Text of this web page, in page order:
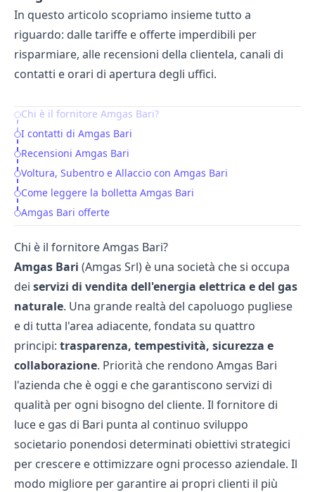
In questo articolo scopriamo insieme tutto a
riguardo: dalle tariffe e offerte imperdibili per
risparmiare, alle recensioni della clientela, canali di
contatti e orari di apertura degli uffici.
Table of Contents
Chi è il fornitore Amgas Bari?
I contatti di Amgas Bari
Recensioni Amgas Bari
Voltura, Subentro e Allaccio con Amgas Bari
Come leggere la bolletta Amgas Bari
Amgas Bari offerte
Chi è il fornitore Amgas Bari?
Amgas Bari (Amgas Srl) è una società che si occupa
dei servizi di vendita dell'energia elettrica e del gas
naturale. Una grande realtà del capoluogo pugliese
e di tutta l'area adiacente, fondata su quattro
principi: trasparenza, tempestività, sicurezza e
collaborazione. Priorità che rendono Amgas Bari
l'azienda che è oggi e che garantiscono servizi di
qualità per ogni bisogno del cliente. Il fornitore di
luce e gas di Bari punta al continuo sviluppo
societario ponendosi determinati obiettivi strategici
per crescere e ottimizzare ogni processo aziendale. Il
modo migliore per garantire ai propri clienti il più